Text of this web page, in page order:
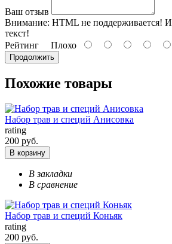
Ваш отзыв
Внимание: HTML не поддерживается!
текст!
Рейтинг Плохо
Продолжить
Похожие товары
Набор трав и специй Анисовка
rating
200 руб.
В корзину
В закладки
В сравнение
Набор трав и специй Коньяк
rating
200 руб.